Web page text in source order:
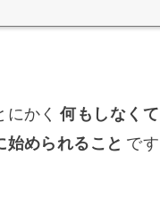
にかく 何もしなく
始められること です